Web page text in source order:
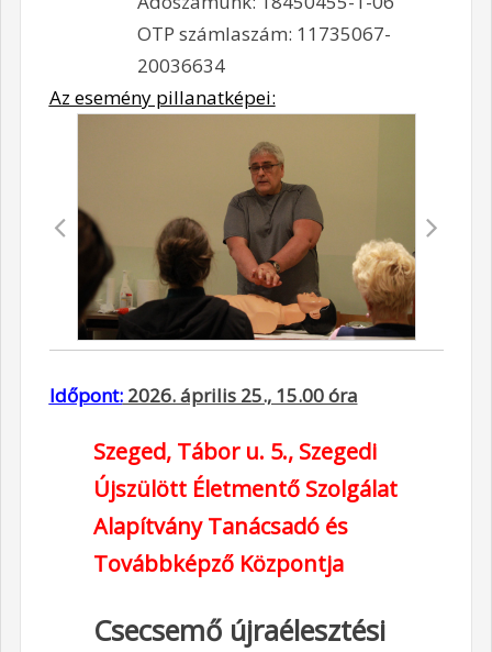
OTP számlaszám: 11735067-
20036634
Az esemény pillanatképei:
Időpont:2026. április 25., 15.00 óra
Szeged, Tábor u. 5., Szegedi
Újszülött Életmentő Szolgálat
Alapítvány Tanácsadó és
Továbbképző Központja
Csecsemő újraélesztési